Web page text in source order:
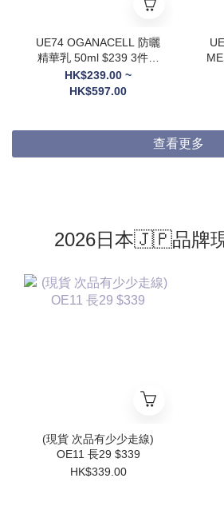
UE74 OGANACELL 防曬
精華乳 50ml $239 3件起
$199/1 買三支送6支
10ML旅行裝
HK$239.00 ~
HK$597.00
查看更多
2026日本🇯🇵品牌
(現貨 次品有少少走線)
OE11 長29 $339
HK$339.00